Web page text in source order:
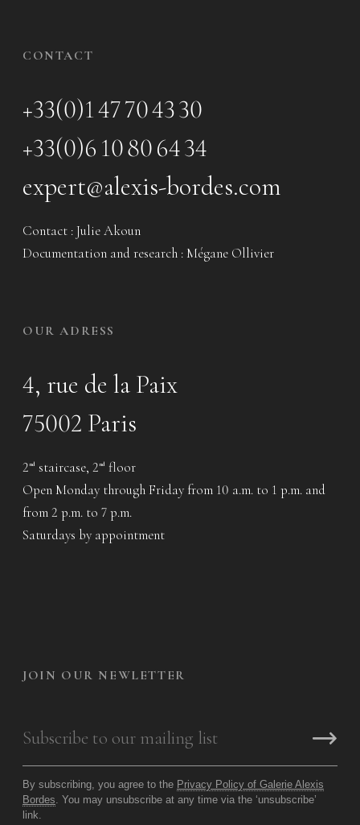
CONTACT
+33(0)1 47 70 43 30
+33(0)6 10 80 64 34
expert@alexis-bordes.com
Contact : Julie Akoun
Documentation and research : Mégane Ollivier
OUR ADRESS
4, rue de la Paix
75002 Paris
2 nd staircase, 2 nd floor
Open Monday through Friday from 10 a.m. to 1 p.m. and
from 2 p.m. to 7 p.m.
Saturdays by appointment
JOIN OUR NEWLETTER
By subscribing, you agree to the Privacy Policy of Galerie Alexis
Bordes. You may unsubscribe at any time via the ‘unsubscribe’
link.